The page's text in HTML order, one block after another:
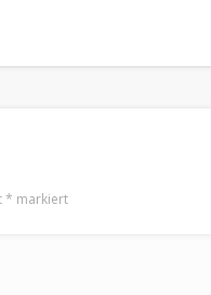
* markiert